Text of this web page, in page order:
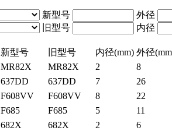
新型号 外径
旧型号 内径
新型号 旧型号 内径(mm) 外径
MR82X MR82X 2 8
637DD 637DD 7 26
F608VV F608VV 8 22
F685 F685 5 11
682X 682X 2 6